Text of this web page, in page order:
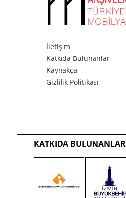
İletişim
Katkıda Bulunanlar
Kaynakça
Gizlilik Politikası
KATKIDA BULUNANLAR